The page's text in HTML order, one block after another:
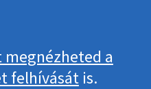
a
felhívásátis.